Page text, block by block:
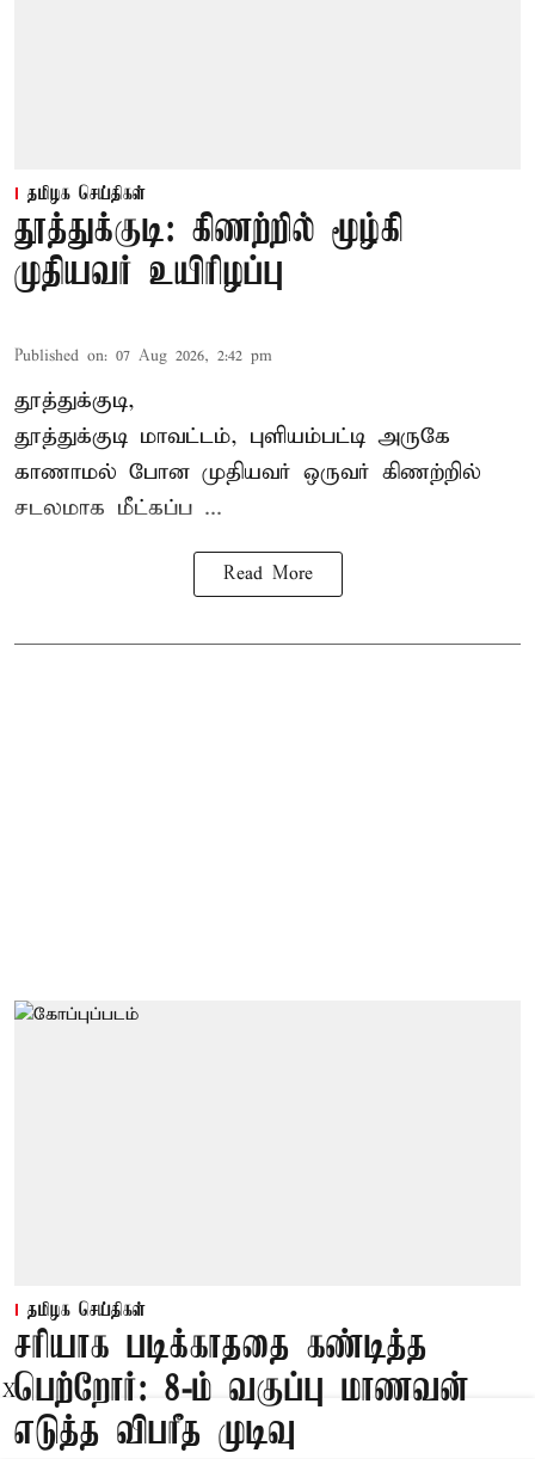
தமிழக செய்திகள்
தூத்துக்குடி: கிணற்றில் மூழ்கி
முதியவர் உயிரிழப்பு
Published on: 07 Aug 2026, 2:42 pm
தூத்துக்குடி,
தூத்துக்குடி மாவட்டம், புளியம்பட்டி அருகே
காணாமல் போன முதியவர் ஒருவர் கிணற்றில்
சடலமாக மீட்கப்ப ...
Read More
தமிழக செய்திகள்
சரியாக படிக்காததை கண்டித்த
பெற்றோர்: 8-ம் வகுப்பு மாணவன்
எடுத்த விபரீத முடிவு
X